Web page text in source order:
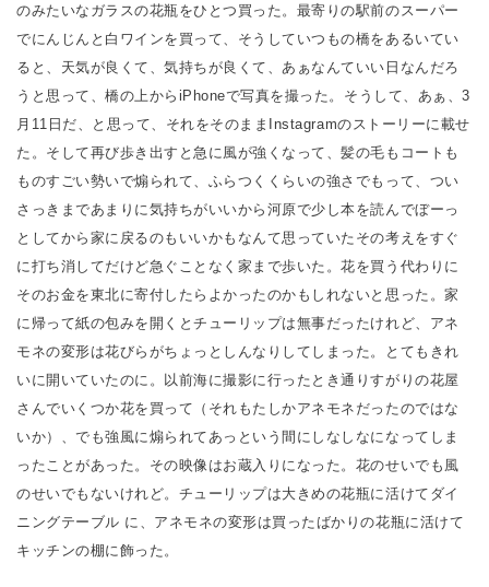
のみたいなガラスの花瓶をひとつ買った。最寄りの駅前のスーパー
でにんじんと白ワインを買って、そうしていつもの橋をあるいてい
ると、天気が良くて、気持ちが良くて、あぁなんていい日なんだろ
うと思って、橋の上からiPhoneで写真を撮った。そうして、あぁ、3
月11日だ、と思って、それをそのままInstagramのストーリーに載せ
た。そして再び歩き出すと急に風が強くなって、髪の毛もコートも
ものすごい勢いで煽られて、ふらつくくらいの強さでもって、つい
さっきまであまりに気持ちがいいから河原で少し本を読んでぼーっ
としてから家に戻るのもいいかもなんて思っていたその考えをすぐ
に打ち消してだけど急ぐことなく家まで歩いた。花を買う代わりに
そのお金を東北に寄付したらよかったのかもしれないと思った。家
に帰って紙の包みを開くとチューリップは無事だったけれど、アネ
モネの変形は花びらがちょっとしんなりしてしまった。とてもきれ
いに開いていたのに。以前海に撮影に行ったとき通りすがりの花屋
さんでいくつか花を買って（それもたしかアネモネだったのではな
いか）、でも強風に煽られてあっという間にしなしなになってしま
ったことがあった。その映像はお蔵入りになった。花のせいでも風
のせいでもないけれど。チューリップは大きめの花瓶に活けてダイ
ニングテーブル に、アネモネの変形は買ったばかりの花瓶に活けて
キッチンの棚に飾った。